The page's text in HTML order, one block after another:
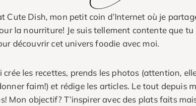
Cute Dish, mon petit coin d’Internet où je
la nourriture! Je suis tellement contente que tu
découvrir cet univers foodie avec moi.
crée les recettes, prends les photos (attention,
faim!) et rédige les articles. Le tout depuis
Mon objectif? T’inspirer avec des plats faits